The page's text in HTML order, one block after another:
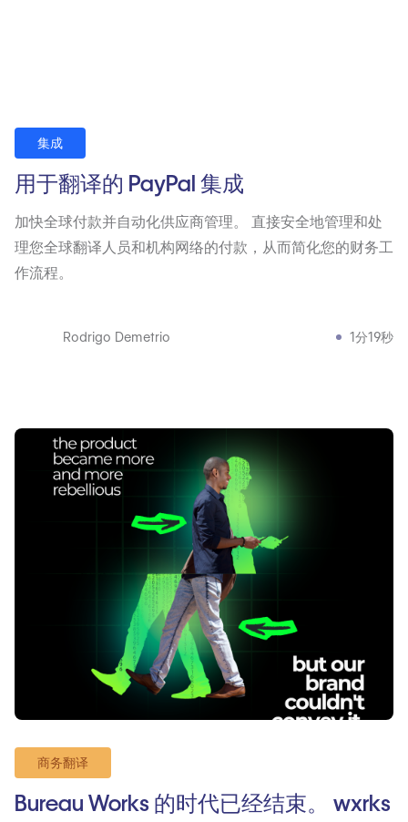
集成
用于翻译的 PayPal 集成
加快全球付款并自动化供应商管理。 直接安全地管理和处
理您全球翻译人员和机构网络的付款，从而简化您的财务工
作流程。
Rodrigo Demetrio 1分19秒
商务翻译
Bureau Works 的时代已经结束。 wxrks